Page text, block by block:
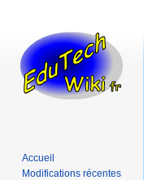
Accueil
Modifications récentes